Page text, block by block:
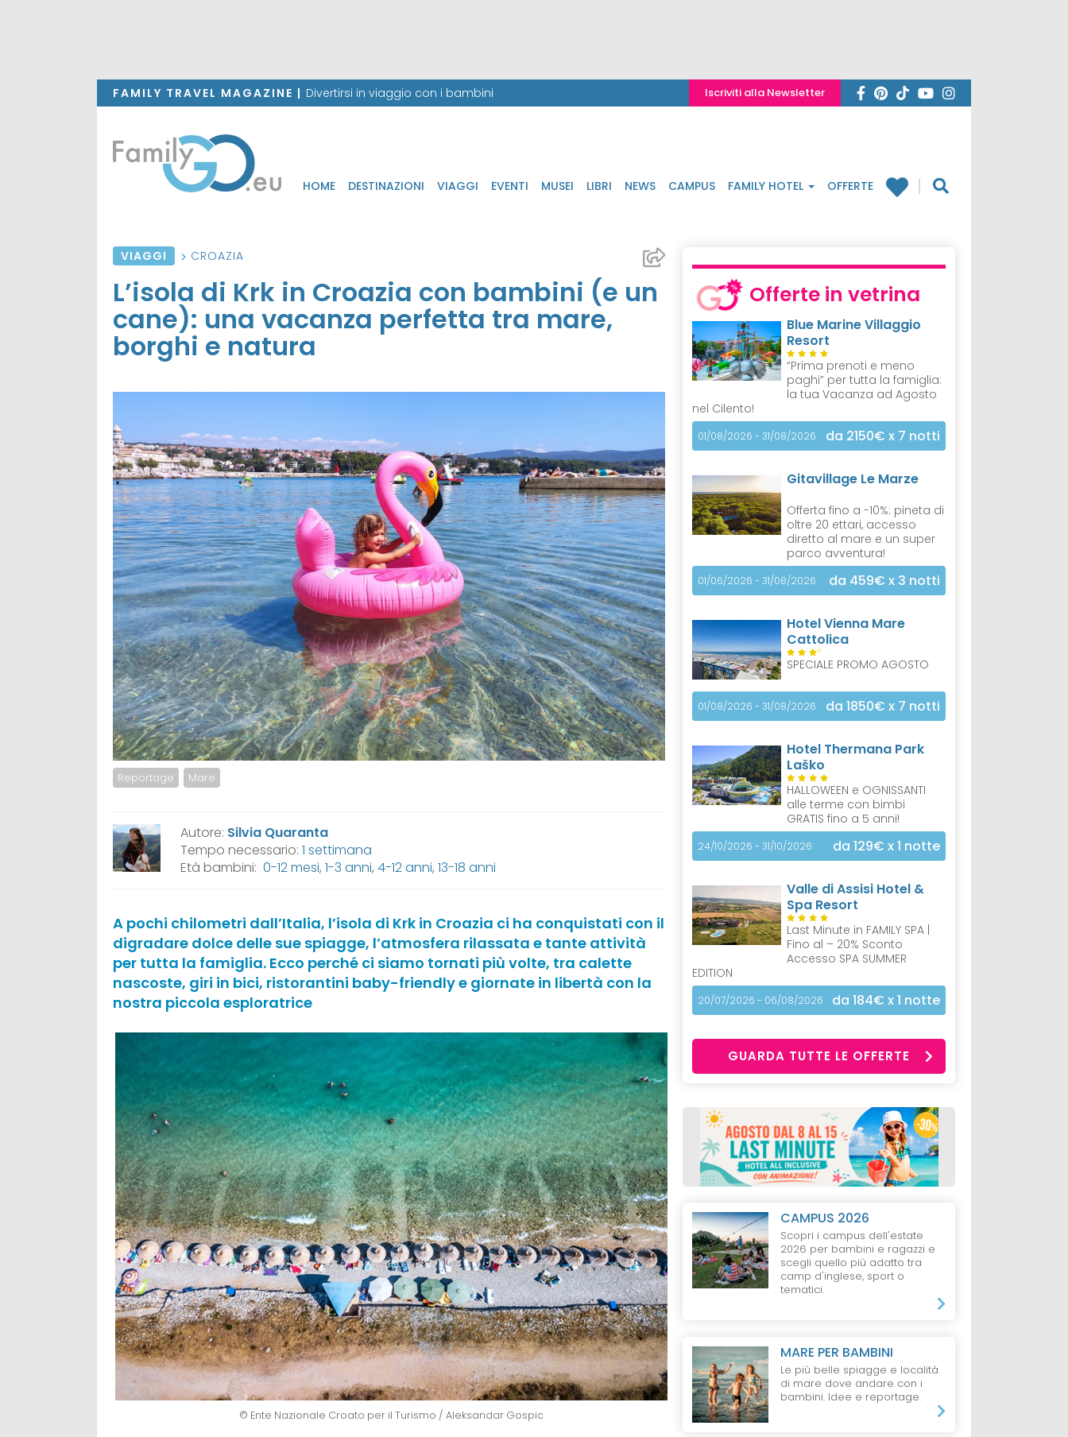
FAMILY TRAVEL MAGAZINE | Divertirsi in viaggio con i bambini Iscriviti alla Newsletter
HOME DESTINAZIONI VIAGGI EVENTI MUSEI LIBRI NEWS CAMPUS FAMILY HOTEL OFFERTE
VIAGGI CROAZIA
L’isola di Krk in Croazia con bambini (e un
cane): una vacanza perfetta tra mare,
borghi e natura
Reportage Mare
Autore: Silvia Quaranta
Tempo necessario: 1 settimana
Età bambini: 0-12 mesi, 1-3 anni, 4-12 anni, 13-18 anni
A pochi chilometri dall’Italia, l’isola di Krk in Croazia ci ha conquistati con il
digradare dolce delle sue spiagge, l’atmosfera rilassata e tante attività
per tutta la famiglia. Ecco perché ci siamo tornati più volte, tra calette
nascoste, giri in bici, ristorantini baby-friendly e giornate in libertà con la
nostra piccola esploratrice
© Ente Nazionale Croato per il Turismo / Aleksandar Gospic
Offerte in vetrina
Blue Marine Villaggio
Resort
“Prima prenoti e meno
paghi” per tutta la famiglia:
la tua Vacanza ad Agosto
nel Cilento!
01/08/2026 - 31/08/2026 da 2150€ x 7 notti
Gitavillage Le Marze
Offerta fino a -10%: pineta di
oltre 20 ettari, accesso
diretto al mare e un super
parco avventura!
01/06/2026 - 31/08/2026 da 459€ x 3 notti
Hotel Vienna Mare
Cattolica
S
SPECIALE PROMO AGOSTO
01/08/2026 - 31/08/2026 da 1850€ x 7 notti
Hotel Thermana Park
Laško
HALLOWEEN e OGNISSANTI
alle terme con bimbi
GRATIS fino a 5 anni!
24/10/2026 - 31/10/2026 da 129€ x 1 notte
Valle di Assisi Hotel &
Spa Resort
Last Minute in FAMILY SPA |
Fino al – 20% Sconto
Accesso SPA SUMMER
EDITION
20/07/2026 - 06/08/2026 da 184€ x 1 notte
GUARDA TUTTE LE OFFERTE
CAMPUS 2026
Scopri i campus dell'estate
2026 per bambini e ragazzi e
scegli quello più adatto tra
camp d'inglese, sport o
tematici.
MARE PER BAMBINI
Le più belle spiagge e località
di mare dove andare con i
bambini. Idee e reportage.